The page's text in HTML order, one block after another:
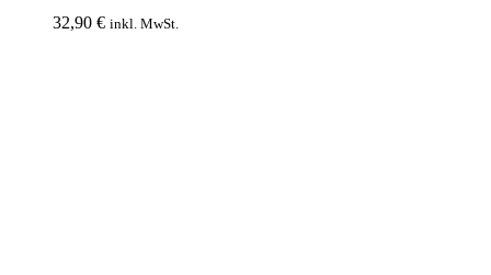
32,90 € inkl. MwSt.